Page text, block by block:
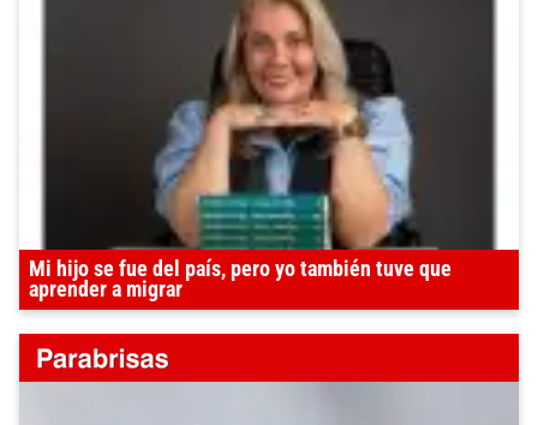
Mi hijo se fue del país, pero yo también tuve que
aprender a migrar